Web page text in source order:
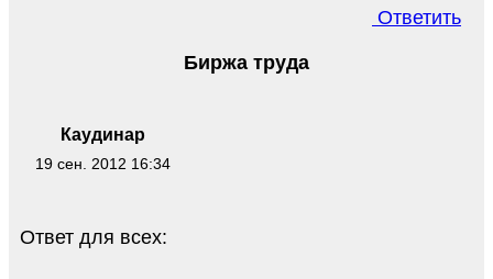
Ответить
Каудинар
19 сен. 2012 16:34
Биржа труда
Ответ для всех: